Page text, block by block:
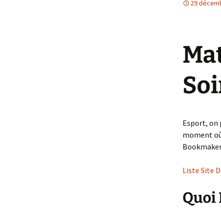
29
Esport, on
moment
Liste Site
Quoi